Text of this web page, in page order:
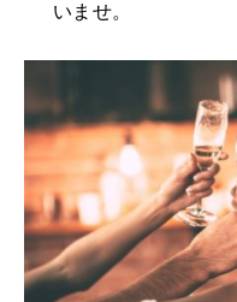
いませ。